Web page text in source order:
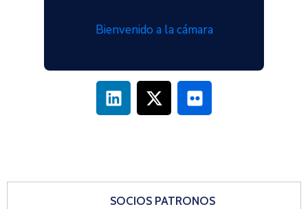
Bienvenido a la cámara
SOCIOS PATRONOS